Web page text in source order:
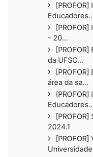
- 20...
da UFSC...
área da sa...
2024.1